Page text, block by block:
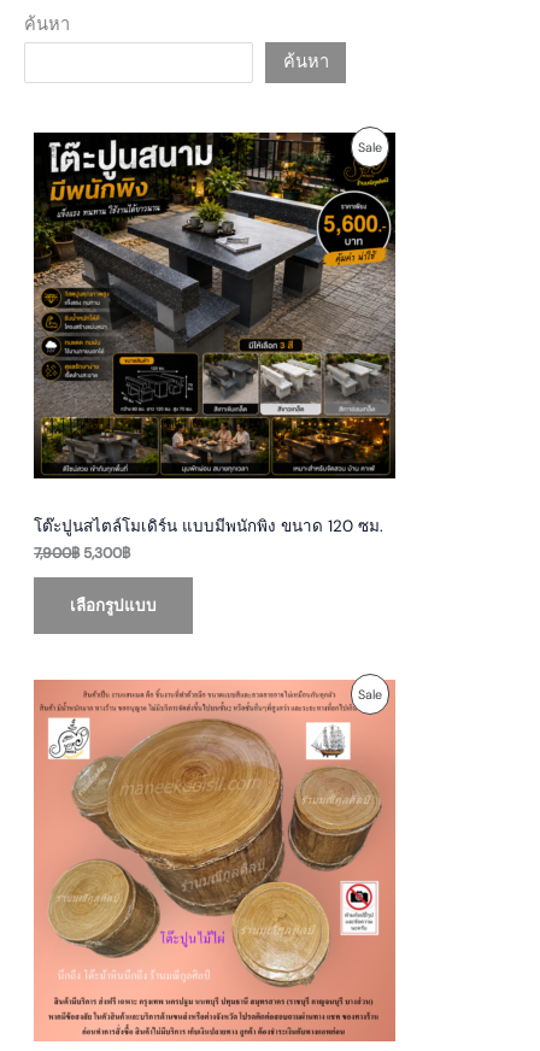
ค้นหา
ค้นหา
SaleP
R
O
D
U
C
T
O
N
A
โต๊ะปูนสไตล์โมเดิร์น แบบมีพนักพิง ขนาด 120 ซม.
7,900฿
r
g
i
n
a
l
p
r
i
c
e
w
a
s
:
7
,
9
0
฿
.5,300฿
u
r
r
e
n
t
p
r
i
c
e
i
s
:
5
,
3
0
0
.
เลือกรูปแบบ
SaleP
D
S
O
r
i
g
i
n
a
l
i
c
e
w
a
:
4
,
9
u
r
e
t
r
i
e
i
s
:
3
,
6
0
0